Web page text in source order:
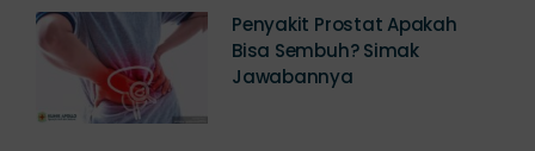
Penyakit Prostat Apakah
Bisa Sembuh? Simak
Jawabannya